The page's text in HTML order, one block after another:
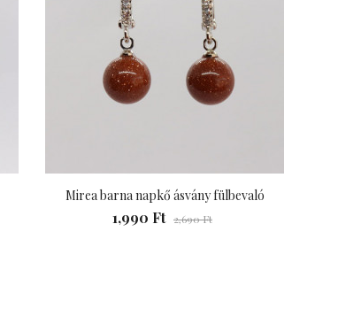
Mirea barna napkő ásvány fülbevaló
1,990 Ft 2,690 Ft